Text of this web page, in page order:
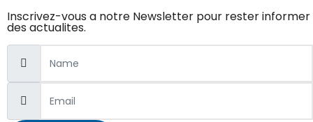
Inscrivez-vous a notre Newsletter pour rester informer
des actualites.